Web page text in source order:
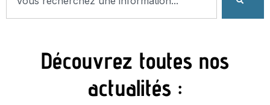
Découvrez toutes nos
actualités :